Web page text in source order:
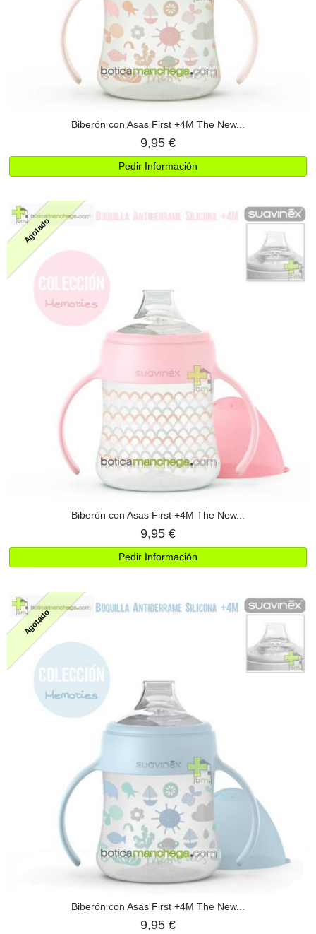
Biberón con Asas First +4M The New...
9,95 €
Pedir Información
Agotado
Biberón con Asas First +4M The New...
9,95 €
Pedir Información
Agotado
Biberón con Asas First +4M The New...
9,95 €